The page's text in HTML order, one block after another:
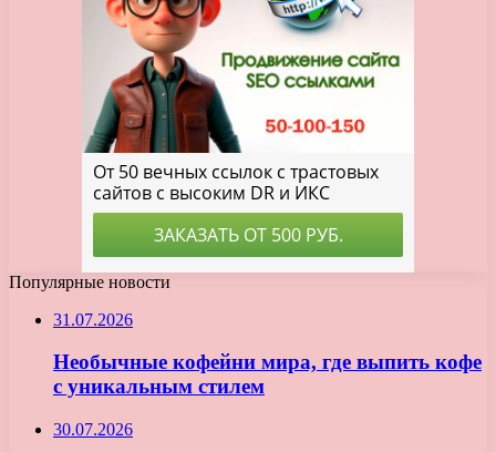
Популярные новости
31.07.2026
Необычные кофейни мира, где выпить кофе
с уникальным стилем
30.07.2026